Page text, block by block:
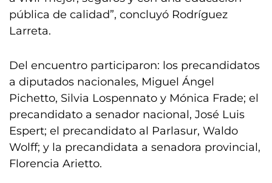
pública de calidad”, concluyó Rodríguez
Larreta.
Del encuentro participaron: los precandidatos
a diputados nacionales, Miguel Ángel
Pichetto, Silvia Lospennato y Mónica Frade; el
precandidato a senador nacional, José Luis
Espert; el precandidato al Parlasur, Waldo
Wolff; y la precandidata a senadora provincial,
Florencia Arietto.